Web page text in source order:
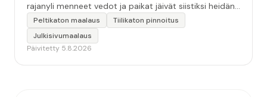
rajanyli menneet vedot ja paikat jäivät siistiksi heidän
lähtönsä jälkeen.”
Peltikaton maalaus
Tiilikaton pinnoitus
Julkisivumaalaus
Päivitetty 5.8.2026